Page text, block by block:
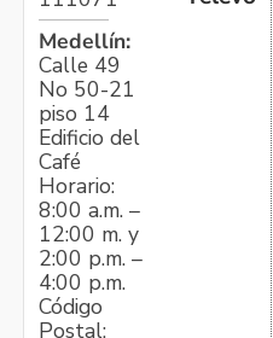
Medellín:
Calle 49
No 50-21
piso 14
Edificio del
Café
Horario:
8:00 a.m. –
12:00 m. y
2:00 p.m. –
4:00 p.m.
Código
Postal: